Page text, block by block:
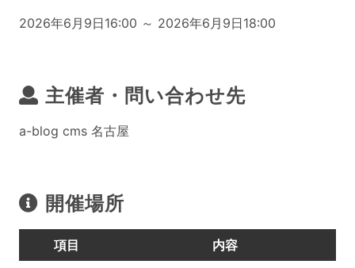
2026年6月9日16:00 ～ 2026年6月9日18:00
主催者・問い合わせ先
a-blog cms 名古屋
開催場所
項目
内容